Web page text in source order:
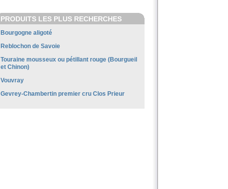
PRODUITS LES PLUS RECHERCHES
Bourgogne aligoté
Reblochon de Savoie
Touraine mousseux ou pétillant rouge (Bourgueil
et Chinon)
Vouvray
Gevrey-Chambertin premier cru Clos Prieur